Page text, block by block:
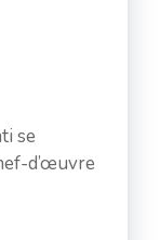
se
d’œuvre